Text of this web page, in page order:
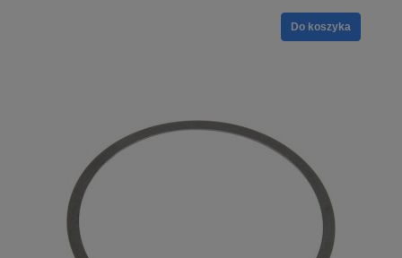
Do koszyka